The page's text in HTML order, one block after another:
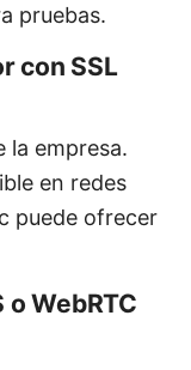
pruebas.
con SSL
la empresa.
en redes
puede ofrecer
WebRTC